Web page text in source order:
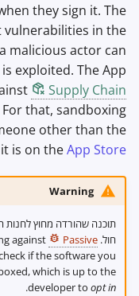
they sign it. The
vulnerabilities in the
malicious actor can
exploited. The App
Supply Chain
that, sandboxing
other than the
is on theApp Store
Warning
תוכנה שהורדה מחוץ לחנות
חול. If your threat model prioritizes defending againstPassive
if the software you
which is up to the
developer to opt in
.